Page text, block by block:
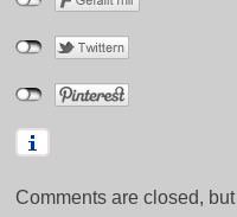
Comments are closed, but